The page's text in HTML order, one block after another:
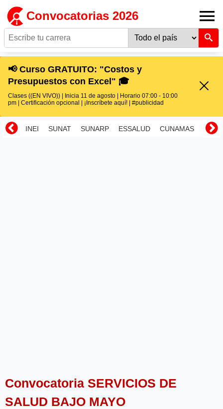
Convocatorias 2026
📢 Curso GRATUITO: "Costos y
Presupuestos con Excel" 🎓
Clases ((EN VIVO)) | Inicia 11 de agosto | Horario 07:00 - 10:00
pm | Certificación opcional | ¡Inscríbete aquí! | #publicidad
INEI SUNAT SUNARP ESSALUD CUNAMAS
Convocatoria SERVICIOS DE
SALUD BAJO MAYO